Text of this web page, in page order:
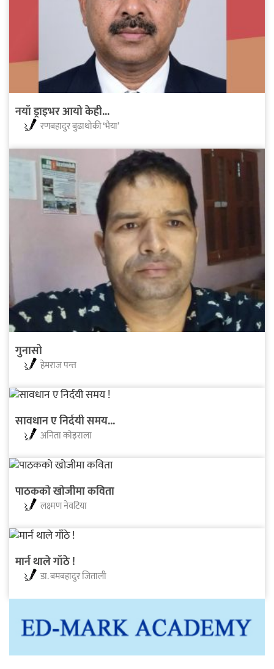
नयाँ ड्राइभर आयो केही...
रणबहादुर बुढाथोकी ‘भैया’
गुनासो
हेमराज पन्त
सावधान ए निर्दयी समय...
अनिता काेइराला
पाठकको खोजीमा कविता
लक्ष्मण नेवटिया
मार्न थाले गाँठे !
डा. बमबहादुर जिताली